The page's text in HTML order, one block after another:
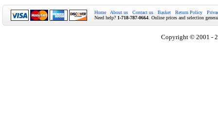
Home About us Contact us Basket Return Policy
Need help? 1-718-787-0664 . Online prices and selection
Copyright © 2001 -